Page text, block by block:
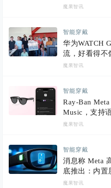
魔果智讯
智能穿戴
华为WATCH
流，好看得不
魔果智讯
智能穿戴
Ray-Ban
Music，支持
魔果智讯
智能穿戴
消息称 Meta
底推出：内置
魔果智讯